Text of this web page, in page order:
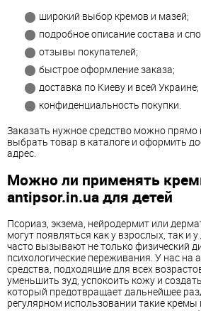
широкий выбор кремов и мазей;
подробное описание состава и
отзывы покупателей;
быстрое оформление заказа;
доставка по Киеву и всей Украине;
конфиденциальность покупки.
Заказать нужное средство можно прямо
выбрать товар в каталоге и оформить
адрес.
Можно ли применять
antipsor.in.ua для детей
Псориаз, экзема, нейродермит или
могут появляться как у взрослых, так и
часто вызывают не только физический
психологические переживания. У нас на
средства, подходящие для всех
уменьшить зуд, успокоить кожу и
который предотвращает дальнейшее
регулярном использовании такие